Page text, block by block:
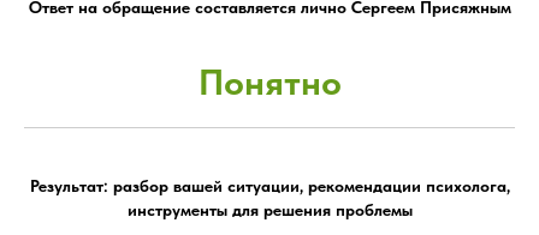
Ответ на обращение составляется лично Сергеем Присяжным
Понятно
Результат: разбор вашей ситуации, рекомендации психолога,
инструменты для решения проблемы